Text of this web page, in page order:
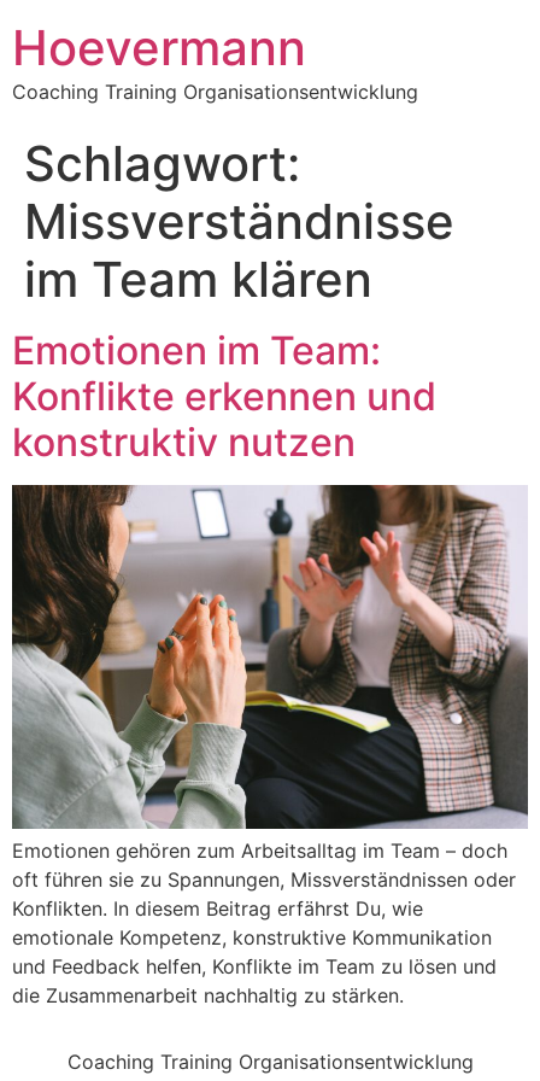
Hoevermann
Coaching Training Organisationsentwicklung
Schlagwort:
Missverständnisse
im Team klären
Emotionen im Team:
Konflikte erkennen und
konstruktiv nutzen
Emotionen gehören zum Arbeitsalltag im Team – doch
oft führen sie zu Spannungen, Missverständnissen oder
Konflikten. In diesem Beitrag erfährst Du, wie
emotionale Kompetenz, konstruktive Kommunikation
und Feedback helfen, Konflikte im Team zu lösen und
die Zusammenarbeit nachhaltig zu stärken.
Coaching Training Organisationsentwicklung